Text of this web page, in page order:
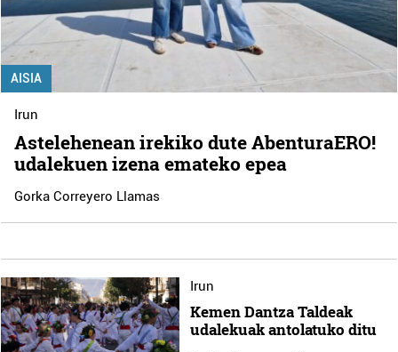
AISIA
Irun
Astelehenean irekiko dute AbenturaERO!
udalekuen izena emateko epea
Gorka Correyero Llamas
Irun
Kemen Dantza Taldeak
udalekuak antolatuko ditu